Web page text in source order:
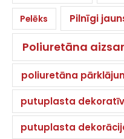
Pelēks Pilnīgi
Poliuretāna
poliuretāna
putuplasta
putuplasta